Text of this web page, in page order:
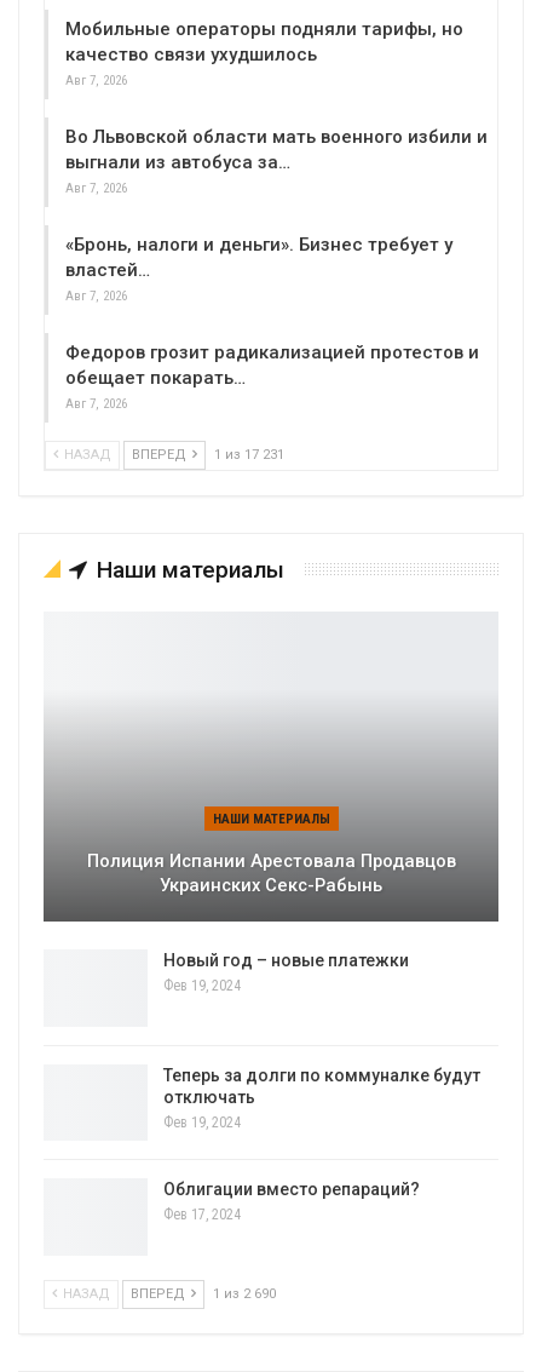
Мобильные операторы подняли тарифы, но
качество связи ухудшилось
Авг 7, 2026
Во Львовской области мать военного избили и
выгнали из автобуса за…
Авг 7, 2026
«Бронь, налоги и деньги». Бизнес требует у
властей…
Авг 7, 2026
Федоров грозит радикализацией протестов и
обещает покарать…
Авг 7, 2026
НАЗАД ВПЕРЕД 1 из 17 231
Наши материалы
НАШИ МАТЕРИАЛЫ
Полиция Испании Арестовала Продавцов
Украинских Секс-Рабынь
Новый год – новые платежки
Фев 19, 2024
Теперь за долги по коммуналке будут
отключать
Фев 19, 2024
Облигации вместо репараций?
Фев 17, 2024
НАЗАД ВПЕРЕД 1 из 2 690